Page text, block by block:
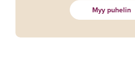
Myy puhelin